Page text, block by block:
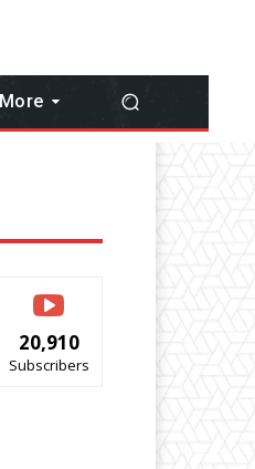
More
20,910
Subscribers